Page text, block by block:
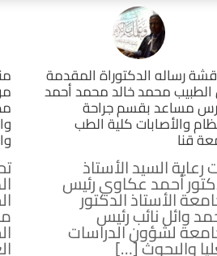
رساله الدكتوراة المقدمة
محمد خالد محمد أحمد
مساعد بقسم جراحة
والأصابات كلية الطب
قنا
رعاية السيد الأستاذ
أحمد عكاوي رئيس
الأستاذ الدكتور
وائل نائب رئيس
لشؤون الدراسات
والبحوث […]